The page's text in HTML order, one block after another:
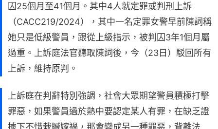
囚25個月至41個月。其中4人就定罪或判刑上訴
（CACC219/2024），其中一名定罪女警早前陳詞稱
她只是低級警員，跟從上級指示，被判囚3年1個月屬
過重。上訴庭法官聽取陳詞後，今（23日）駁回所有
上訴，維持原判。
上訴庭在判辭特別強調，社會大眾期望警員積極打擊
罪惡，如果警員過於熱中要認定某人有罪，在缺乏證
據下不惜栽贓嫁禍，那會變成另一種罪惡，背離法